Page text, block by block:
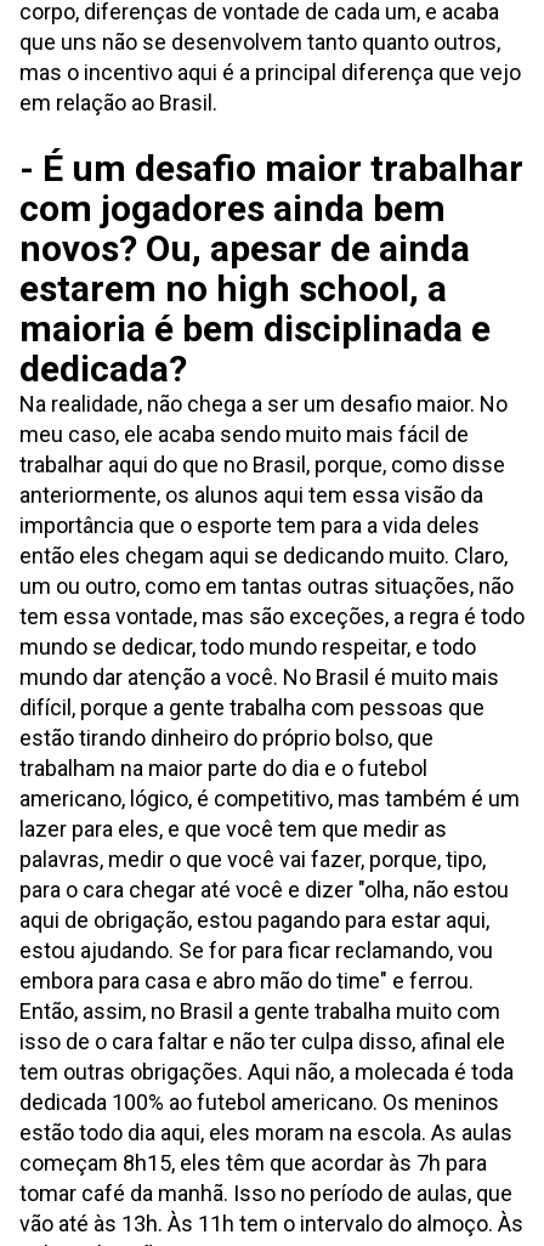
corpo, diferenças de vontade de cada um, e acaba
que uns não se desenvolvem tanto quanto outros,
mas o incentivo aqui é a principal diferença que vejo
em relação ao Brasil.
- É um desafio maior trabalhar
com jogadores ainda bem
novos? Ou, apesar de ainda
estarem no high school, a
maioria é bem disciplinada e
dedicada?
Na realidade, não chega a ser um desafio maior. No
meu caso, ele acaba sendo muito mais fácil de
trabalhar aqui do que no Brasil, porque, como disse
anteriormente, os alunos aqui tem essa visão da
importância que o esporte tem para a vida deles
então eles chegam aqui se dedicando muito. Claro,
um ou outro, como em tantas outras situações, não
tem essa vontade, mas são exceções, a regra é todo
mundo se dedicar, todo mundo respeitar, e todo
mundo dar atenção a você. No Brasil é muito mais
difícil, porque a gente trabalha com pessoas que
estão tirando dinheiro do próprio bolso, que
trabalham na maior parte do dia e o futebol
americano, lógico, é competitivo, mas também é um
lazer para eles, e que você tem que medir as
palavras, medir o que você vai fazer, porque, tipo,
para o cara chegar até você e dizer "olha, não estou
aqui de obrigação, estou pagando para estar aqui,
estou ajudando. Se for para ficar reclamando, vou
embora para casa e abro mão do time" e ferrou.
Então, assim, no Brasil a gente trabalha muito com
isso de o cara faltar e não ter culpa disso, afinal ele
tem outras obrigações. Aqui não, a molecada é toda
dedicada 100% ao futebol americano. Os meninos
estão todo dia aqui, eles moram na escola. As aulas
começam 8h15, eles têm que acordar às 7h para
tomar café da manhã. Isso no período de aulas, que
vão até às 13h. Às 11h tem o intervalo do almoço. Às